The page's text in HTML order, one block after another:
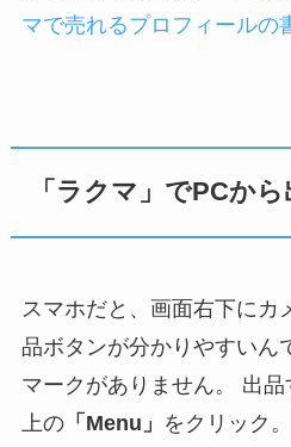
マで売れるプロフィールの
「ラクマ」でPCか
スマホだと、画面右下にカ
品ボタンが分かりやすいん
マークがありません。 出
上の「Menu」 をクリック